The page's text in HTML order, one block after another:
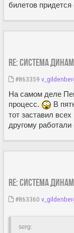
билетов придется
Re: Система
#863359
На самом деле
процесс.
В
тот заставил
другому
Re: Система
#863360
serg: